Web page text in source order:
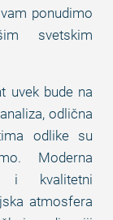
ponudimo
svetskim
uvek bude na
odlična
odlike su
Moderna
i kvalitetni
atmosfera